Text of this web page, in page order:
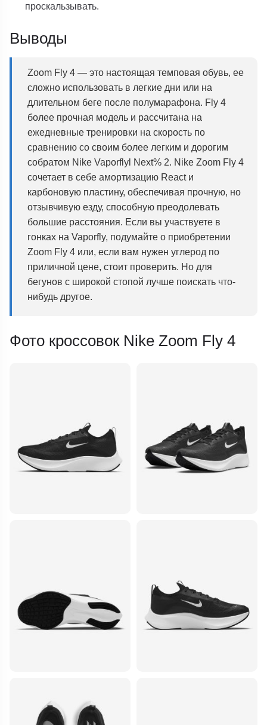
проскальзывать.
Выводы
Zoom Fly 4 — это настоящая темповая обувь, ее
сложно использовать в легкие дни или на
длительном беге после полумарафона. Fly 4
более прочная модель и рассчитана на
ежедневные тренировки на скорость по
сравнению со своим более легким и дорогим
собратом Nike Vaporflyl Next% 2. Nike Zoom Fly 4
сочетает в себе амортизацию React и
карбоновую пластину, обеспечивая прочную, но
отзывчивую езду, способную преодолевать
большие расстояния. Если вы участвуете в
гонках на Vaporfly, подумайте о приобретении
Zoom Fly 4 или, если вам нужен углерод по
приличной цене, стоит проверить. Но для
бегунов с широкой стопой лучше поискать что-
нибудь другое.
Фото кроссовок Nike Zoom Fly 4